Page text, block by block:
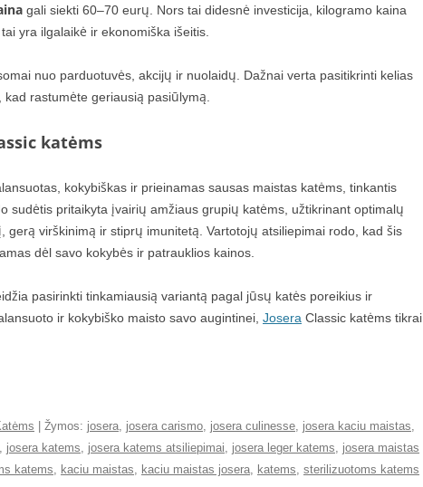
gali siekti 60–70 eurų. Nors tai didesnė investicija, kilogramo kaina
yra ilgalaikė ir ekonomiška išeitis.
nuo parduotuvės, akcijų ir nuolaidų. Dažnai verta pasitikrinti kelias
rastumėte geriausią pasiūlymą.
katėms
kokybiškas ir prieinamas sausas maistas katėms, tinkantis
sudėtis pritaikyta įvairių amžiaus grupių katėms, užtikrinant optimalų
gerą virškinimą ir stiprų imunitetą. Vartotojų atsiliepimai rodo, kad šis
dėl savo kokybės ir patrauklios kainos.
pasirinkti tinkamiausią variantą pagal jūsų katės poreikius ir
ir kokybiško maisto savo augintinei, Josera Classic katėms tikrai
| Žymos: josera, josera carismo, josera culinesse, josera kaciu maistas,
, josera katems, josera katems atsiliepimai, josera leger katems, josera maistas
katems, kaciu maistas, kaciu maistas josera, katems, sterilizuotoms katems